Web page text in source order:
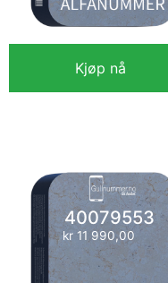
Kjøp nå
40079553
kr 11 990,00